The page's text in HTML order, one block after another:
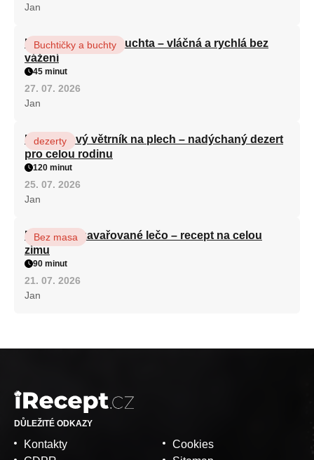
Jan
Hrnková maková buchta – vláčná a rychlá bez
vážení
Buchtičky a buchty
45 minut
27. 07. 2026
Jan
Karamelový větrník na plech – nadýchaný dezert
pro celou rodinu
dezerty
120 minut
25. 07. 2026
Jan
Babiččino zavařované lečo – recept na celou
zimu
Bez masa
90 minut
21. 07. 2026
Jan
DŮLEŽITÉ ODKAZY
Kontakty
Cookies